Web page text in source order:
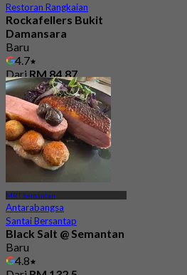
Restoran Rangkaian
Rockafellers Bukit
Damansara
Baru
4.7
Dari RM 84.87
MRT Semantan
Antarabangsa
Santai Bersantap
Black Salt @ Semantan
Baru
4.8